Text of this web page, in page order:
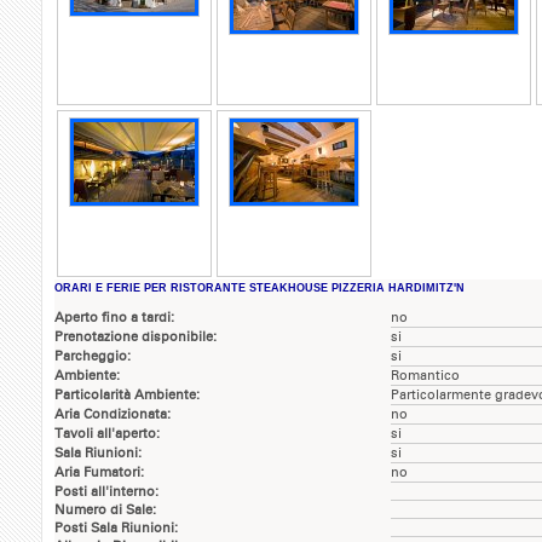
ORARI E FERIE PER RISTORANTE STEAKHOUSE PIZZERIA HARDIMITZ'N
Aperto fino a tardi:
no
Prenotazione disponibile:
si
Parcheggio:
si
Ambiente:
Romantico
Particolarità Ambiente:
Particolarmente
Aria Condizionata:
no
Tavoli all'aperto:
si
Sala Riunioni:
si
Aria Fumatori:
no
Posti all'interno:
Numero di Sale:
Posti Sala Riunioni: